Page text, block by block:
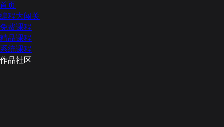
首页
编程大闯关
免费课程
精品课程
系统课程
作品社区